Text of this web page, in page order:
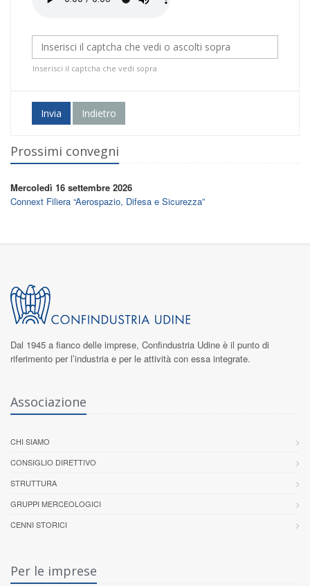
Inserisci il captcha che vedi sopra
Invia Indietro
Prossimi convegni
Mercoledì 16 settembre 2026
Connext Filiera “Aerospazio, Difesa e Sicurezza”
Dal 1945 a fianco delle imprese, Confindustria Udine è il punto di
riferimento per l’industria e per le attività con essa integrate.
Associazione
CHI SIAMO
CONSIGLIO DIRETTIVO
STRUTTURA
GRUPPI MERCEOLOGICI
CENNI STORICI
Per le imprese